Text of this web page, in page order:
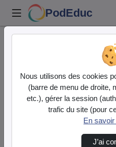
PodEduc
Contactez nous
Votre message
si vous
êtes un
humain en
Nous utilisons des cookies
(barre de menu de droite,
etc.), gérer la session
trafic du site (pour
En savoir
J’ai